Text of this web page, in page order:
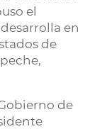
el
en
de
de